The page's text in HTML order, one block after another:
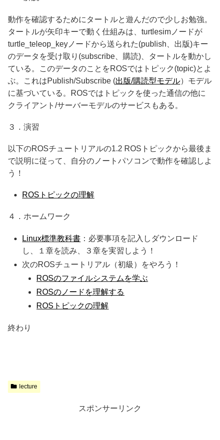
動作を確認するためにタートルと遊んだので少しお勉強。
タートルが矢印キーで動く仕組みは、turtlesimノードが
turtle_teleop_keyノードから送られた(publish、出版)キー
のデータを受け取り(subscribe、購読)、タートルを動かし
ている。このデータのことをROSではトピック(topic)とよ
ぶ。これはPublish/Subscribe (出版/購読型モデル）モデル
に基づいている。ROSではトピックを使った通信の他に
クライアント/サーバーモデルのサービスもある。
３．演習
以下のROSチュートリアルの1.2 ROSトピックから最後ま
で説明に従って、自分のノートパソコンで動作を確認しよ
う！
ROSトピックの理解
４．ホームワーク
Linux標準教科書 ：必要事項を記入しダウンロード
し、１章を読み、３章を実習しよう！
次のROSチュートリアル（初級）をやろう！
ROSのファイルシステムを学ぶ
ROSのノードを理解する
ROSトピックの理解
終わり
lecture
スポンサーリンク